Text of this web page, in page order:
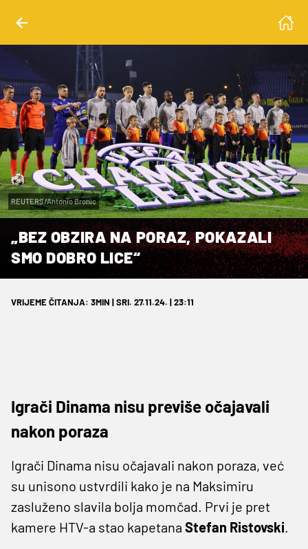
REUTERS/Antonio Bronic
„BEZ OBZIRA NA PORAZ, POKAZALI
SMO DOBRO LICE“
VRIJEME ČITANJA: 3MIN | SRI. 27.11.24. | 23:11
Igrači Dinama nisu previše očajavali
nakon poraza
Igrači Dinama nisu očajavali nakon poraza, već
su unisono ustvrdili kako je na Maksimiru
zasluženo slavila bolja momčad. Prvi je pret
kamere HTV-a stao kapetana Stefan Ristovski.